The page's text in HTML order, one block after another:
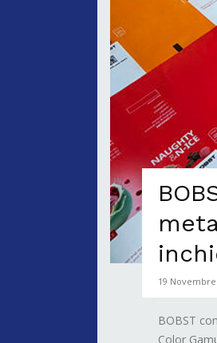
19 Novembre
BOBST
Color